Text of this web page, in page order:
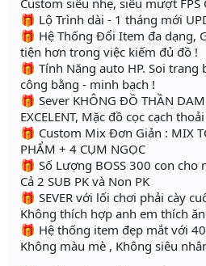
Custom siêu nhẹ, siêu mượt FPS
🎁 Lộ Trình dài - 1 tháng mới
🎁 Hệ Thống Đổi Item đa dạng,
tiện hơn trong việc kiếm đủ đồ !
🎁 Tính Năng auto HP. Soi
công bằng - minh bạch !
🎁 Sever KHÔNG ĐỒ THẦN
EXCELENT, Mặc đồ cọc cạch
🎁 Custom Mix Đơn Giản : MIX
PHẨM + 4 CỤM NGỌC
🎁 Số Lượng BOSS 300 con cho
Cả 2 SUB PK và Non PK
🎁 SEVER với lối chơi phải cày
Không thích hợp anh em thích
🎁 Hệ thống item đẹp mắt với
Không màu mè , Không siêu